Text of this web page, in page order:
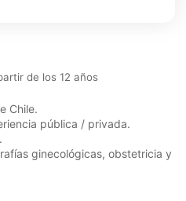
de los 12 años
Chile.
pública / privada.
ginecológicas, obstetricia y